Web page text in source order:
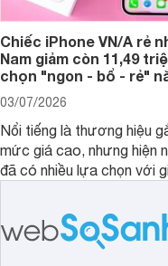
Chiếc iPhone VN/A rẻ
Nam giảm còn 11,49
chọn "ngon - bổ - rẻ"
03/07/2026
Nổi tiếng là thương hiệu
mức giá cao, nhưng hiện
đã có nhiều lựa chọn với
cận sản phẩm chính hãng.